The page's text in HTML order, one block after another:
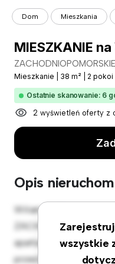
Dom Mieszkania
MIESZKANIE
Mieszkanie 38 m² 2 pokoi
Ostatnie skanowanie: 6
2 wyświetleń oferty z
Opis
wszystkie
Witamy w Twojej nowej
apartament z 2
przestrzeń do